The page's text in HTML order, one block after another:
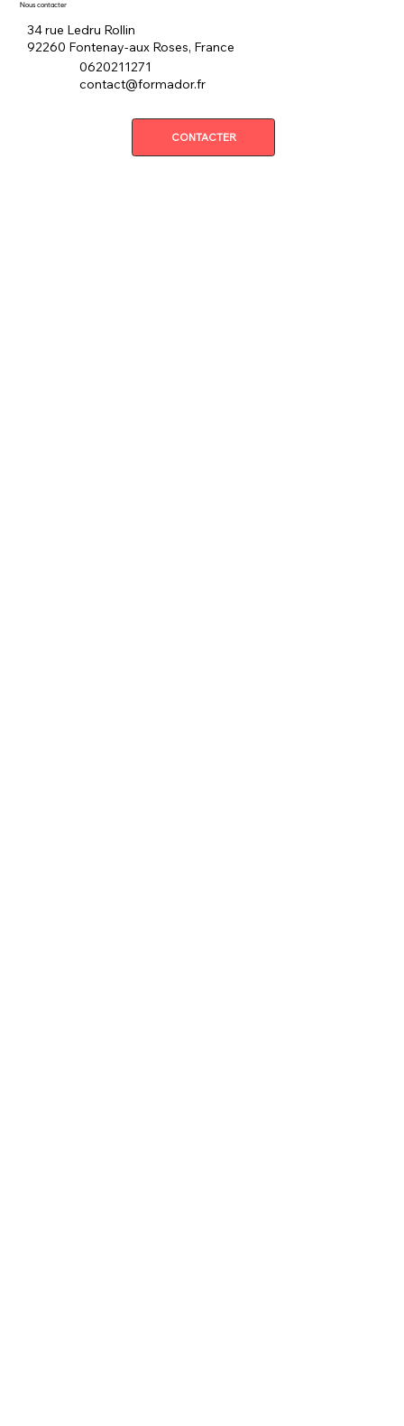
Nous contacter
34 rue Ledru Rollin
92260 Fontenay-aux Roses, France
0620211271
contact@formador.fr
CONTACTER